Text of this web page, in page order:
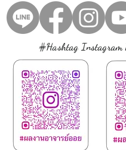
#Hashtag Instagram